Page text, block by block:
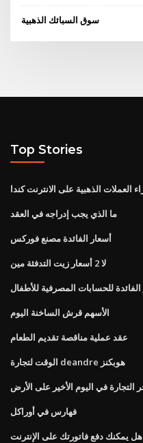
سوق السبائك الذهبية
Top Stories
العملات الذهبية على الانترنت كندا
ما الذي يجب إدراجه في العقد
أسعار الفائدة مصنع فوركس
لا 2 أسعار زيت التدفئة مين
للحسابات المصرفية للأطفال
الأسهم قرش الساخنة اليوم
عقد عملية مناقصة تقديم الطعام
الوقت لتجارة deandre هوبكنز
التجارة في اليوم الأخير على الأرض
فهارس في أوراكل
هل يمكنك دفع فاتورتك على الإنترنت